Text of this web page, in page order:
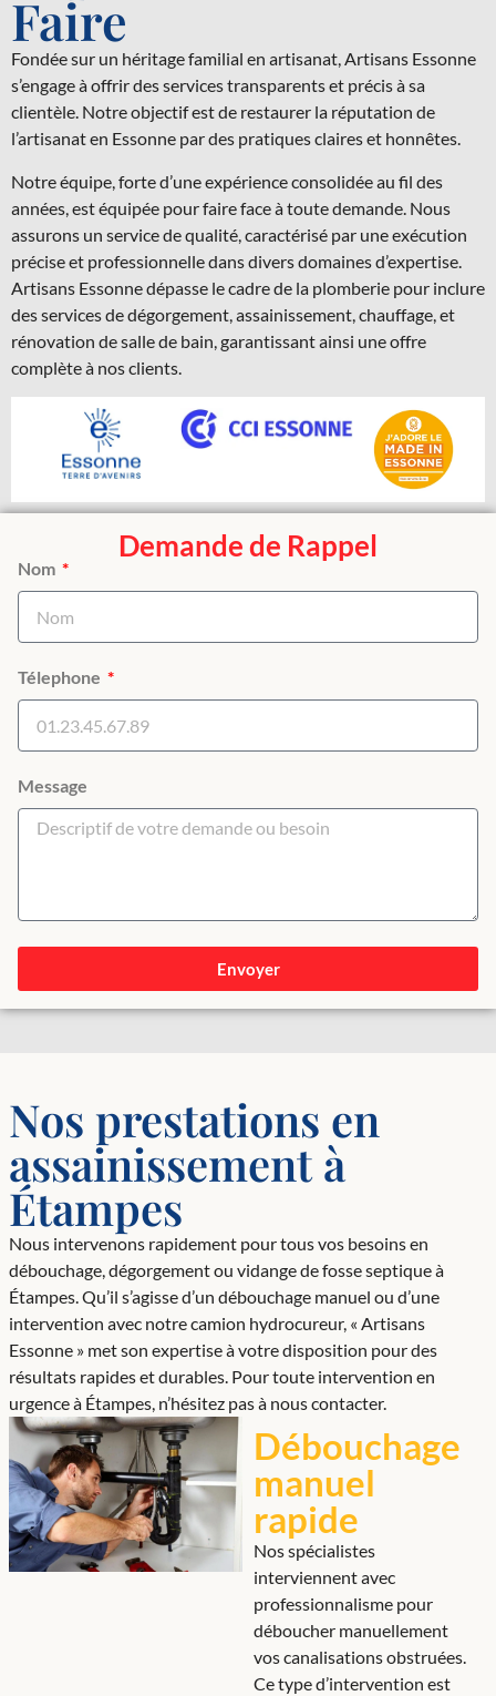
Faire
Fondée sur un héritage familial en artisanat, Artisans Essonne
s’engage à offrir des services transparents et précis à sa
clientèle. Notre objectif est de restaurer la réputation de
l’artisanat en Essonne par des pratiques claires et honnêtes.
Notre équipe, forte d’une expérience consolidée au fil des
années, est équipée pour faire face à toute demande. Nous
assurons un service de qualité, caractérisé par une exécution
précise et professionnelle dans divers domaines d’expertise.
Artisans Essonne dépasse le cadre de la plomberie pour inclure
des services de dégorgement, assainissement, chauffage, et
rénovation de salle de bain, garantissant ainsi une offre
complète à nos clients.
Demande de Rappel
Nom
Télephone
Message
Envoyer
Nos prestations en
assainissement à
Étampes
Nous intervenons rapidement pour tous vos besoins en
débouchage, dégorgement ou vidange de fosse septique à
Étampes. Qu’il s’agisse d’un débouchage manuel ou d’une
intervention avec notre camion hydrocureur, « Artisans
Essonne » met son expertise à votre disposition pour des
résultats rapides et durables. Pour toute intervention en
urgence à Étampes, n’hésitez pas à nous contacter.
Débouchage
manuel
rapide
Nos spécialistes
interviennent avec
professionnalisme pour
déboucher manuellement
vos canalisations obstruées.
Ce type d’intervention est